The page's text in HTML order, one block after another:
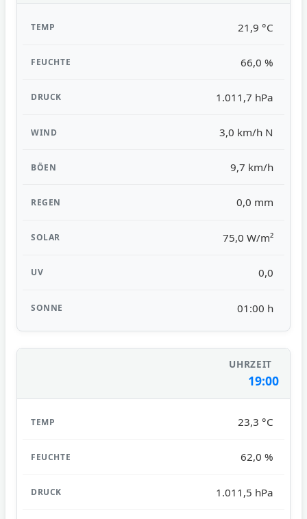
21,9 °C
66,0 %
1.011,7 hPa
3,0 km/h N
9,7 km/h
0,0 mm
75,0 W/m²
0,0
01:00 h
19:00
23,3 °C
62,0 %
1.011,5 hPa